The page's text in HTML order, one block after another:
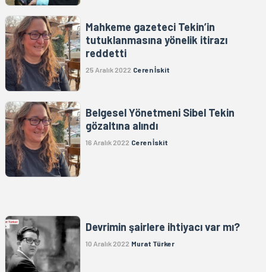
Mahkeme gazeteci Tekin’in
tutuklanmasına yönelik itirazı
reddetti
25 Aralık 2022 Ceren İskit
Belgesel Yönetmeni Sibel Tekin
gözaltına alındı
16 Aralık 2022 Ceren İskit
Devrimin şairlere ihtiyacı var mı?
10 Aralık 2022 Murat Türker